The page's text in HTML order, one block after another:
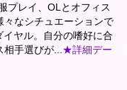
プレイ、OLとオフィス
々なシチュエーションで
ヤル。自分の嗜好に合
手選びが... ★詳細デー